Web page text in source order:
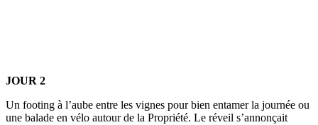
JOUR 2
Un footing à l’aube entre les vignes pour bien entamer la journée ou
une balade en vélo autour de la Propriété. Le réveil s’annonçait